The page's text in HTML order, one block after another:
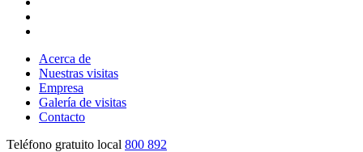
Acerca de
Nuestras visitas
Empresa
Galería de visitas
Contacto
Teléfono gratuito local 800 892